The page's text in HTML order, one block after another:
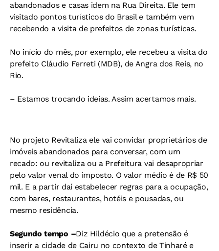
abandonados e casas idem na Rua Direita. Ele tem
visitado pontos turísticos do Brasil e também vem
recebendo a visita de prefeitos de zonas turísticas.
No início do mês, por exemplo, ele recebeu a visita do
prefeito Cláudio Ferreti (MDB), de Angra dos Reis, no
Rio.
– Estamos trocando ideias. Assim acertamos mais.
No projeto Revitaliza ele vai convidar proprietários de
imóveis abandonados para conversar, com um
recado: ou revitaliza ou a Prefeitura vai desapropriar
pelo valor venal do imposto. O valor médio é de R$ 50
mil. E a partir daí estabelecer regras para a ocupação,
com bares, restaurantes, hotéis e pousadas, ou
mesmo residência.
Segundo tempo –Diz Hildécio que a pretensão é
inserir a cidade de Cairu no contexto de Tinharé e